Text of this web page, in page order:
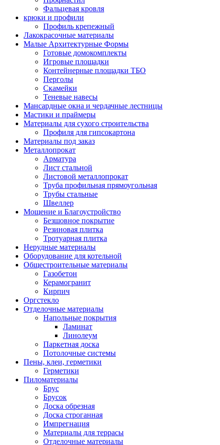
Фальцевая кровля
крюки и профили
Профиль крепежный
Лакокрасочные материалы
Малые Архитектурные Формы
Готовые домокомплекты
Игровые площадки
Контейнерные площадки ТБО
Перголы
Скамейки
Теневые навесы
Мансардные окна и чердачные лестницы
Мастики и праймеры
Материалы для сухого строительства
Профиля для гипсокартона
Материалы под заказ
Металлопрокат
Арматура
Лист стальной
Листовой металлопрокат
Труба профильная прямоугольная
Трубы стальные
Швеллер
Мощение и Благоустройство
Безшовное покрытие
Резиновая плитка
Тротуарная плитка
Нерудные материалы
Оборудование для котельной
Общестроительные материалы
Газобетон
Керамогранит
Кирпич
Оргстекло
Отделочные материалы
Напольные покрытия
Ламинат
Линолеум
Паркетная доска
Потолочные системы
Пены, клеи, герметики
Герметики
Пиломатериалы
Брус
Брусок
Доска обрезная
Доска строганная
Импрегнация
Материалы для террасы
Отделочные материалы